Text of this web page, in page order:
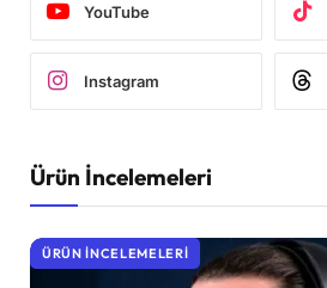
YouTube
Instagram
Ürün İncelemeleri
ÜRÜN İNCELEMELERI